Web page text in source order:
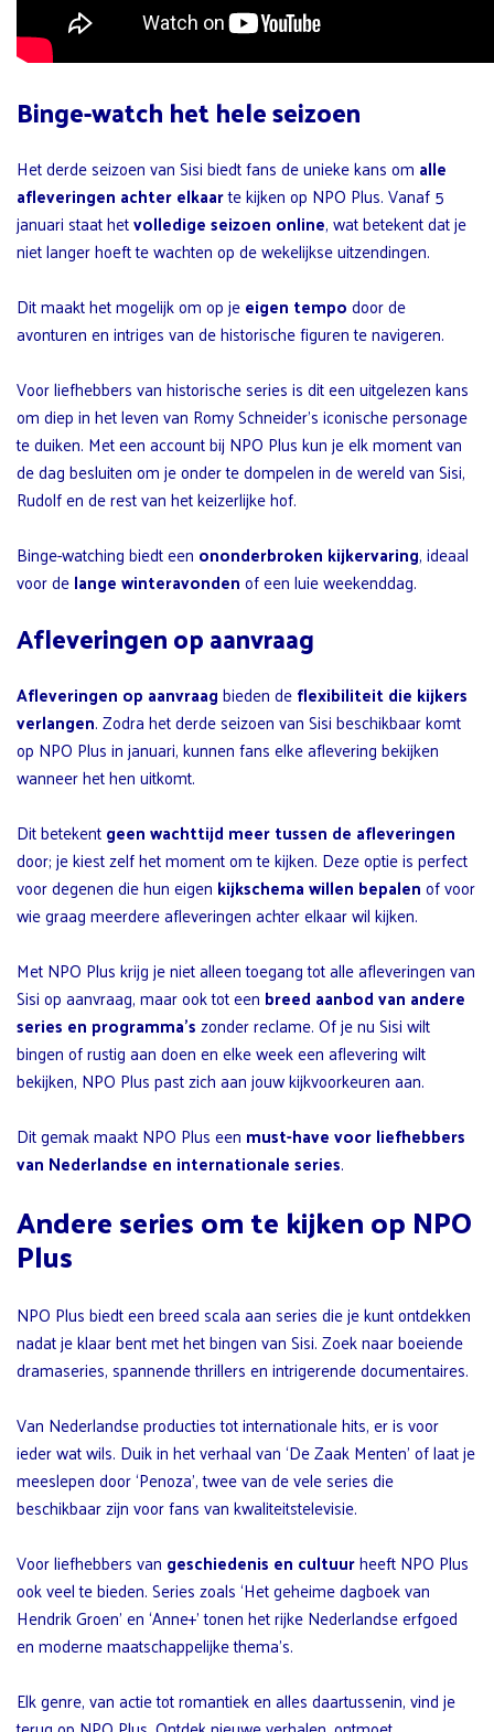
Binge-watch het hele seizoen
Het derde seizoen van Sisi biedt fans de unieke kans om alle
afleveringen achter elkaarte kijken op NPO Plus. Vanaf 5
januari staat hetvolledige seizoen online, wat betekent dat je
niet langer hoeft te wachten op de wekelijkse uitzendingen.
Dit maakt het mogelijk om op jeeigen tempodoor de
avonturen en intriges van de historische figuren te navigeren.
Voor liefhebbers van historische series is dit een uitgelezen kans
om diep in het leven van Romy Schneider’s iconische personage
te duiken. Met een account bij NPO Plus kun je elk moment van
de dag besluiten om je onder te dompelen in de wereld van Sisi,
Rudolf en de rest van het keizerlijke hof.
Binge-watching biedt een ononderbroken kijkervaring, ideaal
voor delange winteravondenof een luie weekenddag.
Afleveringen op aanvraag
Afleveringen op aanvraagbieden deflexibiliteit die kijkers
verlangen. Zodra het derde seizoen van Sisi beschikbaar komt
op NPO Plus in januari, kunnen fans elke aflevering bekijken
wanneer het hen uitkomt.
Dit betekentgeen wachttijd meer tussen de afleveringen
door; je kiest zelf het moment om te kijken. Deze optie is perfect
voor degenen die hun eigen kijkschema willen bepalenof voor
wie graag meerdere afleveringen achter elkaar wil kijken.
Met NPO Plus krijg je niet alleen toegang tot alle afleveringen van
Sisi op aanvraag, maar ook tot een breed aanbod van andere
series en programma’szonder reclame. Of je nu Sisi wilt
bingen of rustig aan doen en elke week een aflevering wilt
bekijken, NPO Plus past zich aan jouw kijkvoorkeuren aan.
Dit gemak maakt NPO Plus een must-have voor liefhebbers
van Nederlandse en internationale series.
Andere series om te kijken op NPO
Plus
NPO Plus biedt een breed scala aan series die je kunt ontdekken
nadat je klaar bent met het bingen van Sisi. Zoek naar boeiende
dramaseries, spannende thrillers en intrigerende documentaires.
Van Nederlandse producties tot internationale hits, er is voor
ieder wat wils. Duik in het verhaal van ‘De Zaak Menten’ of laat je
meeslepen door ‘Penoza’, twee van de vele series die
beschikbaar zijn voor fans van kwaliteitstelevisie.
Voor liefhebbers van geschiedenis en cultuurheeft NPO Plus
ook veel te bieden. Series zoals ‘Het geheime dagboek van
Hendrik Groen’ en ‘Anne+’ tonen het rijke Nederlandse erfgoed
en moderne maatschappelijke thema’s.
Elk genre, van actie tot romantiek en alles daartussenin, vind je